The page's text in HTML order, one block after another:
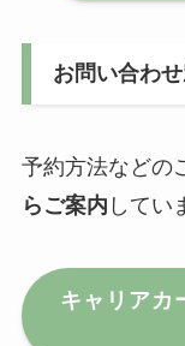
お問い合わせ
予約方法などの
らご案内 してい
キャリアカ